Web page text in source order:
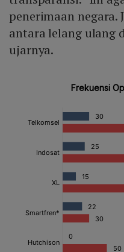
penerimaan negara.
antara lelang ulang
ujarnya.